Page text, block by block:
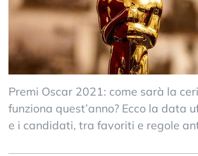
Premi Oscar 2021: come sarà la
funziona quest’anno? Ecco la data
e i candidati, tra favoriti e regole